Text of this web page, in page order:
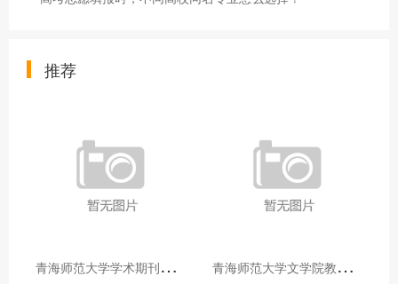
推荐
青
海师范大学学术期刊两个专栏入选2025年青海省期刊重点专栏 青
海师范大学文学院教师赴山东省相关高校和学术机构交流学习